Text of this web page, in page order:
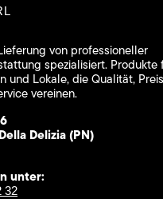
von professioneller
spezialisiert. Produkte
und Lokale, die Qualität,
vereinen.
Delizia (PN)
unter:
32